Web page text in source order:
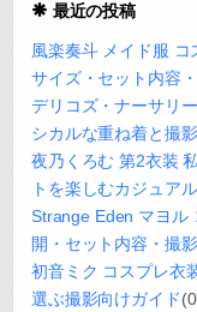
最近の投稿
風楽奏斗 メイド服 コ
サイズ・セット内容
デリコズ・ナーサリ
シカルな重ね着と撮
夜乃くろむ 第2衣装
トを楽しむカジュア
Strange Eden マヨル
開・セット内容・撮
初音ミク コスプレ衣
選ぶ撮影向けガイド